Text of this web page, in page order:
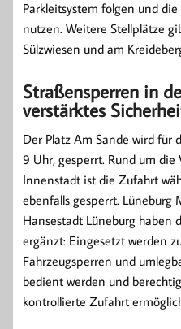
Parkleitsystem folgen und
nutzen. Weitere Stellplätze
Sülzwiesen und am
Straßensperren in
verstärktes
Der Platz Am Sande wird für
9 Uhr, gesperrt. Rund um
Innenstadt ist die Zufahrt
ebenfalls gesperrt. Lüneburg
Hansestadt Lüneburg haben
ergänzt: Eingesetzt werden
Fahrzeugsperren und
bedient werden und
kontrollierte Zufahrt